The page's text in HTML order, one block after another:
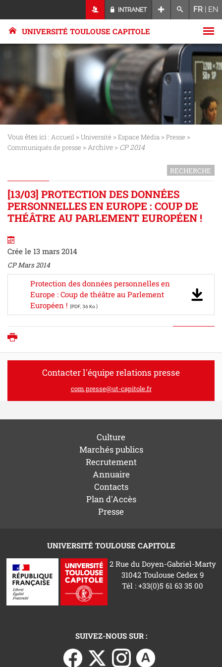
INTRANET FR | EN
UNIVERSITÉ TOULOUSE CAPITOLE
Vous êtes ici : Accueil >Université >Espace Média >Presse >
Communiqués de presse > Archive > CP 2014
RECHERCHE
[13/03] PROTECTION DES DONNÉES
PERSONNELLES EN EUROPE : COUP DE
THÉÂTRE AU PARLEMENT EUROPÉEN !
Crée le 13 mars 2014
CP Mars 2014
Protection des données personnelles en
Europe : Coup de théâtre au Parlement
Européen ! (PDF, 36 Ko )
Contacter l'équipe relations presse
com.presse@ut-capitole.fr
Culture
Marchés publics
Recrutement
Annuaire
Contacts
Plan d'Accès
Presse
UNIVERSITÉ TOULOUSE CAPITOLE
2 Rue du Doyen-Gabriel-Marty
31042 Toulouse Cedex 9
Tél : +33(0)5 61 63 35 00
SUIVEZ-NOUS SUR :